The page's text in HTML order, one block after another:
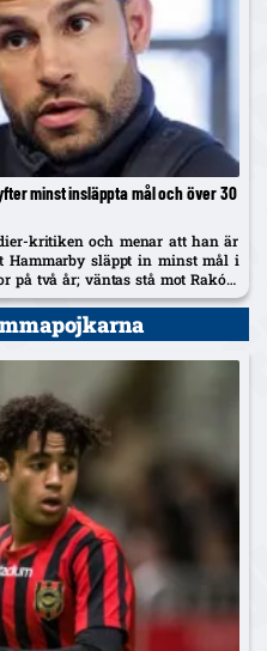
minst insläppta mål och över 30
kritiken och menar att han är
Hammarby släppt in minst mål i
på två år; väntas stå mot Raków